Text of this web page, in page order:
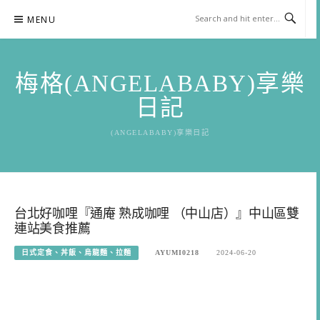
content
MENU
梅格(ANGELABABY)享樂
日記
(ANGELABABY)享樂日記
台北好咖哩『通庵 熟成咖哩 （中山店）』中山區雙
連站美食推薦
日式定食、丼飯、烏龍麵、拉麵 AYUMI0218 2024-06-20